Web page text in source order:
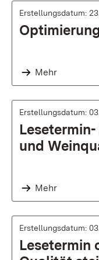
Erstellungsdatum:
Mehr
Erstellungsdatum:
und
Mehr
Erstellungsdatum:
Lesetermin